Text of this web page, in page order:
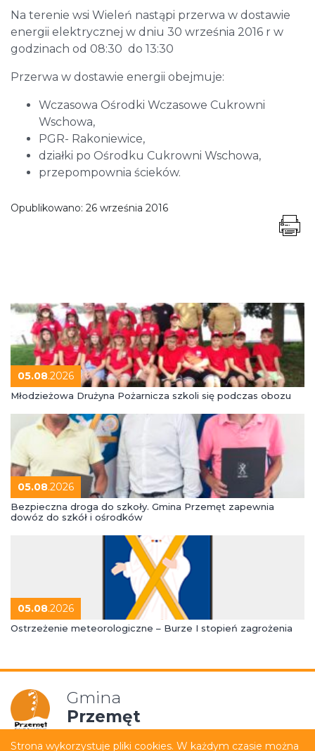
Na terenie wsi Wieleń nastąpi przerwa w dostawie
energii elektrycznej w dniu 30 września 2016 r w
godzinach od 08:30 do 13:30
Przerwa w dostawie energii obejmuje:
Wczasowa Ośrodki Wczasowe Cukrowni
Wschowa,
PGR- Rakoniewice,
działki po Ośrodku Cukrowni Wschowa,
przepompownia ścieków.
Opublikowano: 26 września 2016
05.08.2026
Młodzieżowa Drużyna Pożarnicza szkoli się podczas obozu
05.08.2026
Bezpieczna droga do szkoły. Gmina Przemęt zapewnia
dowóz do szkół i ośrodków
05.08.2026
Ostrzeżenie meteorologiczne – Burze I stopień zagrożenia
Gmina
Przemęt
Strona wykorzystuje pliki cookies. W każdym czasie można